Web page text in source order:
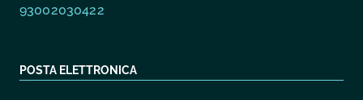
93002030422
POSTA ELETTRONICA